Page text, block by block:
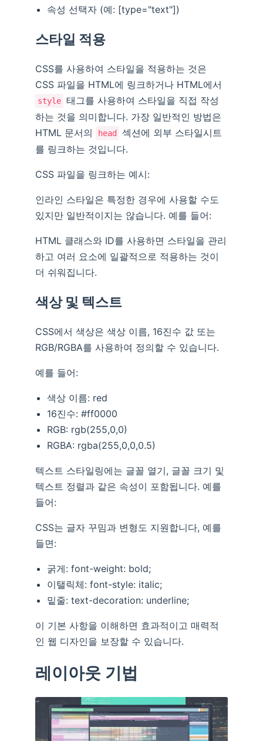
속성 선택자 (예: [type="text"])
스타일 적용
CSS를 사용하여 스타일을 적용하는 것은
CSS 파일을 HTML에 링크하거나 HTML에서
style 태그를 사용하여 스타일을 직접 작성
하는 것을 의미합니다. 가장 일반적인 방법은
HTML 문서의
head
섹션에 외부 스타일시트
를 링크하는 것입니다.
CSS 파일을 링크하는 예시:
인라인 스타일은 특정한 경우에 사용할 수도
있지만 일반적이지는 않습니다. 예를 들어:
HTML 클래스와 ID를 사용하면 스타일을 관리
하고 여러 요소에 일괄적으로 적용하는 것이
더 쉬워집니다.
색상 및 텍스트
CSS에서 색상은 색상 이름, 16진수 값 또는
RGB/RGBA를 사용하여 정의할 수 있습니다.
예를 들어:
색상 이름: red
16진수: #ff0000
RGB: rgb(255,0,0)
RGBA: rgba(255,0,0,0.5)
텍스트 스타일링에는 글꼴 열기, 글꼴 크기 및
텍스트 정렬과 같은 속성이 포함됩니다. 예를
들어:
CSS는 글자 꾸밈과 변형도 지원합니다, 예를
들면:
굵게: font-weight: bold;
이탤릭체: font-style: italic;
밑줄: text-decoration: underline;
이 기본 사항을 이해하면 효과적이고 매력적
인 웹 디자인을 보장할 수 있습니다.
레이아웃 기법